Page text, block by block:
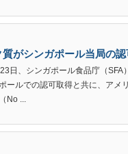
がシンガポール当局の
日、シンガポール食品庁（SFA
ールでの認可取得と共に、アメ
No ...